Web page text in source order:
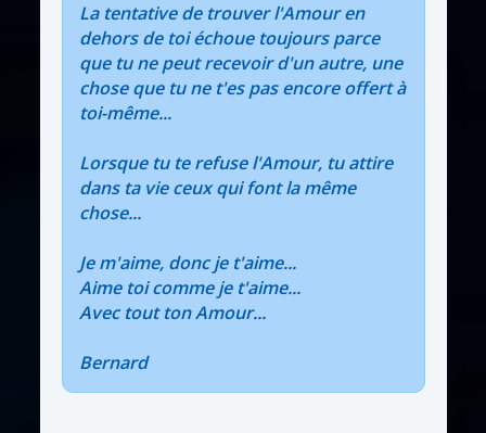
La tentative de trouver l'Amour en
dehors de toi échoue toujours parce
que tu ne peut recevoir d'un autre, une
chose que tu ne t'es pas encore offert à
toi-même...
Lorsque tu te refuse l'Amour, tu attire
dans ta vie ceux qui font la même
chose...
Je m'aime, donc je t'aime...
Aime toi comme je t'aime...
Avec tout ton Amour...
Bernard